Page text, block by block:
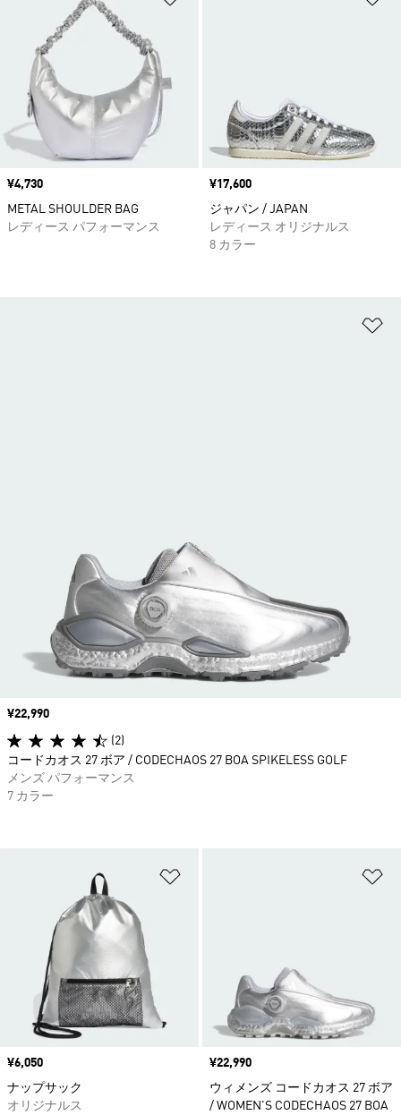
価格
¥4,730
METAL SHOULDER BAG
レディース パフォーマンス
価格
¥17,600
ジャパン / JAPAN
レディース オリジナルス
8 カラー
価格
¥6,050
ナップサック
オリジナルス
価格
¥22,990
ウィメンズ コードカオス 27 ボア
/ WOMEN'S CODECHAOS 27 BOA
価格
¥22,990
(2)
コードカオス 27 ボア / CODECHAOS 27 BOA SPIKELESS GOLF
メンズ パフォーマンス
7 カラー